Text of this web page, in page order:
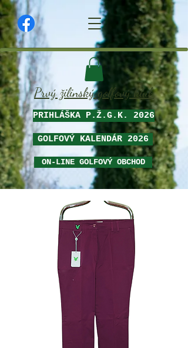
Prvý žilinský golfový klub
GOLFOVÝ KALENDÁR 2026
ON-LINE GOLFOVÝ OBCHOD
PRIHLÁŠKA P.Ž.G.K. 2026